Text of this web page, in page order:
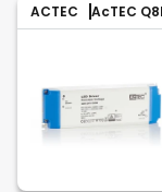
ACTEC AcTEC